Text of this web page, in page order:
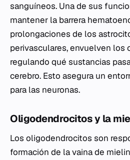
sanguíneos. Una de sus
mantener la barrera
prolongaciones de los
perivasculares, envuelven los
regulando qué sustancias
cerebro. Esto asegura un
para las neuronas.
Oligodendrocitos y la
Los oligodendrocitos son
formación de la vaina de